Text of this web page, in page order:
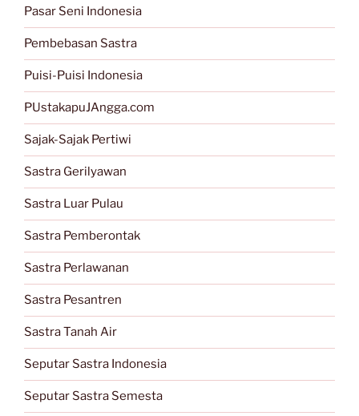
Pasar Seni Indonesia
Pembebasan Sastra
Puisi-Puisi Indonesia
PUstakapuJAngga.com
Sajak-Sajak Pertiwi
Sastra Gerilyawan
Sastra Luar Pulau
Sastra Pemberontak
Sastra Perlawanan
Sastra Pesantren
Sastra Tanah Air
Seputar Sastra Indonesia
Seputar Sastra Semesta